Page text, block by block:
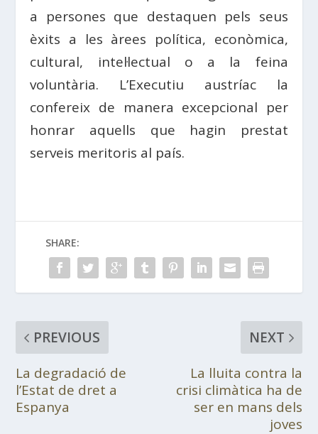
a persones que destaquen pels seus
èxits a les àrees política, econòmica,
cultural, intel·lectual o a la feina
voluntària. L’Executiu austríac la
confereix de manera excepcional per
honrar aquells que hagin prestat
serveis meritoris al país.
SHARE:
PREVIOUS
La degradació de
l’Estat de dret a
Espanya
NEXT
La lluita contra la
crisi climàtica ha de
ser en mans dels
joves